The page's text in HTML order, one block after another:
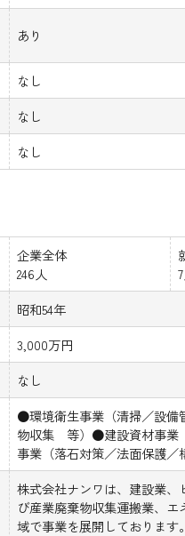
あり
なし
なし
なし
企業全体
246人
昭和54年
3,000万円
なし
●環境衛生事業（清掃／設
物収集 等）●建設資材事業
事業（落石対策／法面保護
株式会社ナンワは、建設業
び産業廃棄物収集運搬業、
域で事業を展開しております